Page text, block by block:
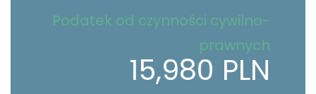
Podatek od czynności cywilno-
prawnych
15,980 PLN